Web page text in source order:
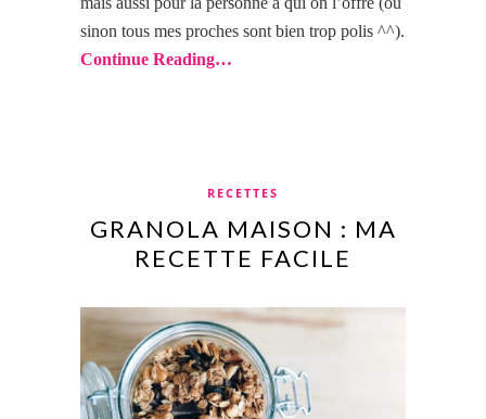
sinon tous mes proches sont bien trop polis ^^).
Continue Reading…
RECETTES
GRANOLA MAISON : MA
RECETTE FACILE